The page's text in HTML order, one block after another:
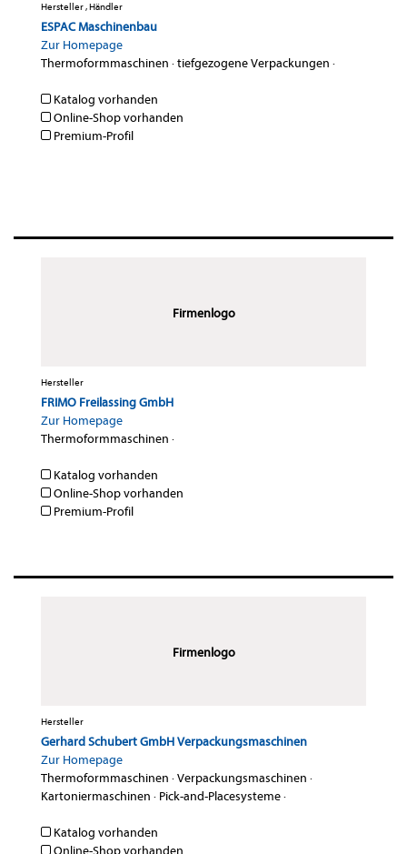
Hersteller , Händler
ESPAC Maschinenbau
Zur Homepage
Thermoformmaschinen ·tiefgezogene Verpackungen ·
Katalog vorhanden
Online-Shop vorhanden
Premium-Profil
Firmenlogo
Hersteller
FRIMO Freilassing GmbH
Zur Homepage
Thermoformmaschinen ·
Katalog vorhanden
Online-Shop vorhanden
Premium-Profil
Firmenlogo
Hersteller
Gerhard Schubert GmbH Verpackungsmaschinen
Zur Homepage
Thermoformmaschinen ·Verpackungsmaschinen ·
Kartoniermaschinen · Pick-and-Placesysteme·
Katalog vorhanden